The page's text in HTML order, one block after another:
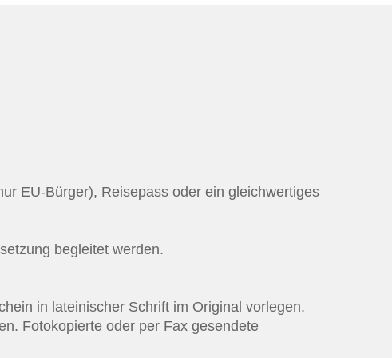
EU-Bürger), Reisepass oder ein gleichwertiges
begleitet werden.
in lateinischer Schrift im Original vorlegen.
Fotokopierte oder per Fax gesendete